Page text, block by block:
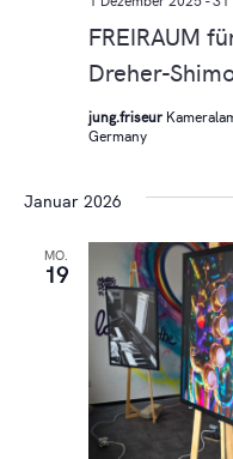
FREIRAUM
Dreher-
jung.friseur
Germany
Januar 2026
MO.
19